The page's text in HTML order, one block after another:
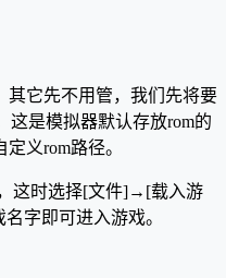
其它先不用管，我们先将要
这是模拟器默认存放rom的
义rom路径。
这时选择[文件]→[载入游
字即可进入游戏。